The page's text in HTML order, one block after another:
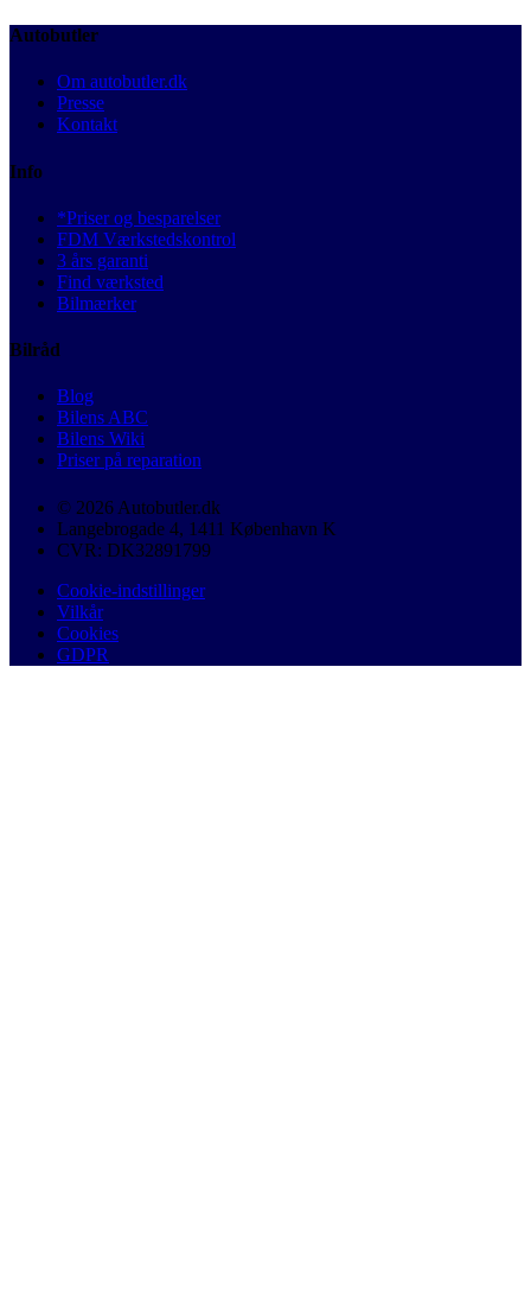
Autobutler
Om autobutler.dk
Presse
Kontakt
Info
*Priser og besparelser
FDM Værkstedskontrol
3 års garanti
Find værksted
Bilmærker
Bilråd
Blog
Bilens ABC
Bilens Wiki
Priser på reparation
© 2026 Autobutler.dk
Langebrogade 4, 1411 København K
CVR: DK32891799
Cookie-indstillinger
Vilkår
Cookies
GDPR